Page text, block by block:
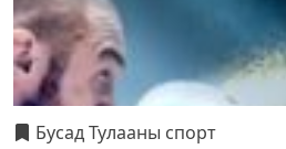
Бусад Тулааны спорт